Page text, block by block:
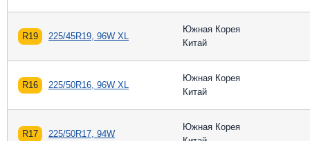
R19 225/45R19, 96W XL
Южная Корея
Китай
R16 225/50R16, 96W XL
Южная Корея
Китай
R17 225/50R17, 94W
Южная Корея